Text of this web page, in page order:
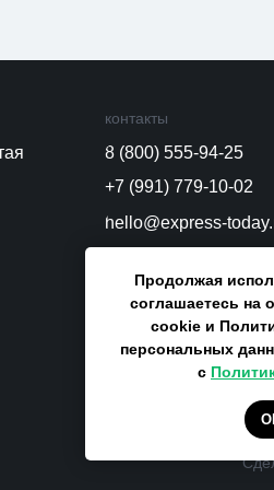
Продолжая
соглашаетесь на
cookie и
персональных
с
контакты
ОГРН: 1250800000373
ИНН: 0800025935
адрес: г. Элиста, ул.
273, кв. 4, 358000
8 (800) 555-94-25
+7 (991) 779-10-02
hello@express-